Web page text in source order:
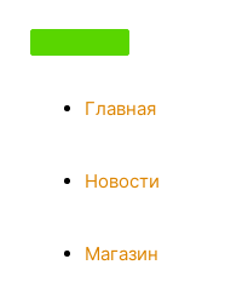
Главная
Новости
Магазин